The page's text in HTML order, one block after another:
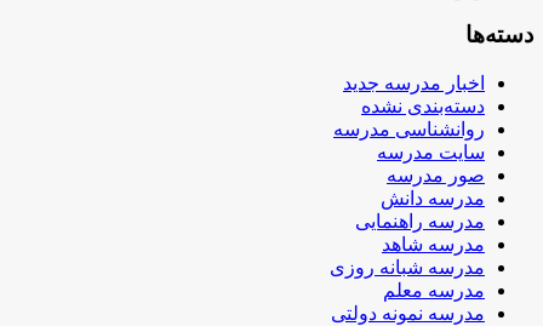
دسته‌ها
اخبار مدرسه جدید
دسته‌بندی نشده
روانشناسی مدرسه
سایت مدرسه
صور مدرسه
مدرسه دانش
مدرسه راهنمایی
مدرسه شاهد
مدرسه شبانه روزی
مدرسه معلم
مدرسه نمونه دولتی